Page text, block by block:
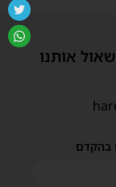
אותנו
בהקדם